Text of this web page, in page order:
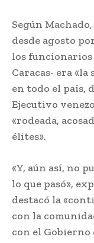
Según
desde agosto
los
Caracas- era
en todo el país,
Ejecutivo
«rodeada,
élites».
«Y, aún así, no
lo que pasó»,
destacó la
con la
con el